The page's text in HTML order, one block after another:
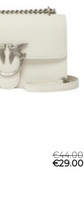
€44.00
€29.00